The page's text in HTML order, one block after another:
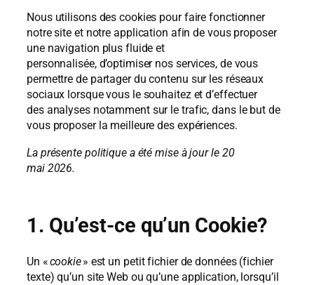
Nous utilisons des cookies pour faire fonctionner
notre site et notre application afin de vous proposer
une navigation plus fluide et
personnalisée, d’optimiser nos services, de vous
permettre de partager du contenu sur les réseaux
sociaux lorsque vous le souhaitez et d’effectuer
des analyses notamment sur le trafic, dans le but de
vous proposer la meilleure des expériences.
La présente politique a été mise à jour le 20
mai 2026.
1. Qu’est-ce qu’un Cookie?
Un «cookie» est un petit fichier de données (fichier
texte) qu’un site Web ou qu’une application, lorsqu’il